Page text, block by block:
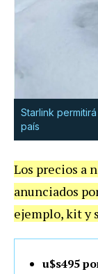
Starlink
país
Los precios a
anunciados
ejemplo, kit y
u$s495